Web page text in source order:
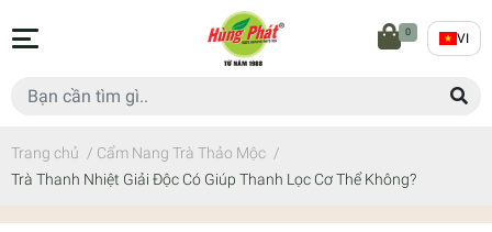
0 VI
Trang chủ / Cẩm Nang Trà Thảo Mộc /
Trà Thanh Nhiệt Giải Độc Có Giúp Thanh Lọc Cơ Thể Không?